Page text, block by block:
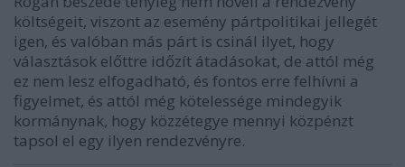
költségeit, viszont az esemény pártpolitikai jellegét
igen, és valóban más párt is csinál ilyet, hogy
választások előttre időzít átadásokat, de attól még
ez nem lesz elfogadható, és fontos erre felhívni a
figyelmet, és attól még kötelessége mindegyik
kormánynak, hogy közzétegye mennyi közpénzt
tapsol el egy ilyen rendezvényre.